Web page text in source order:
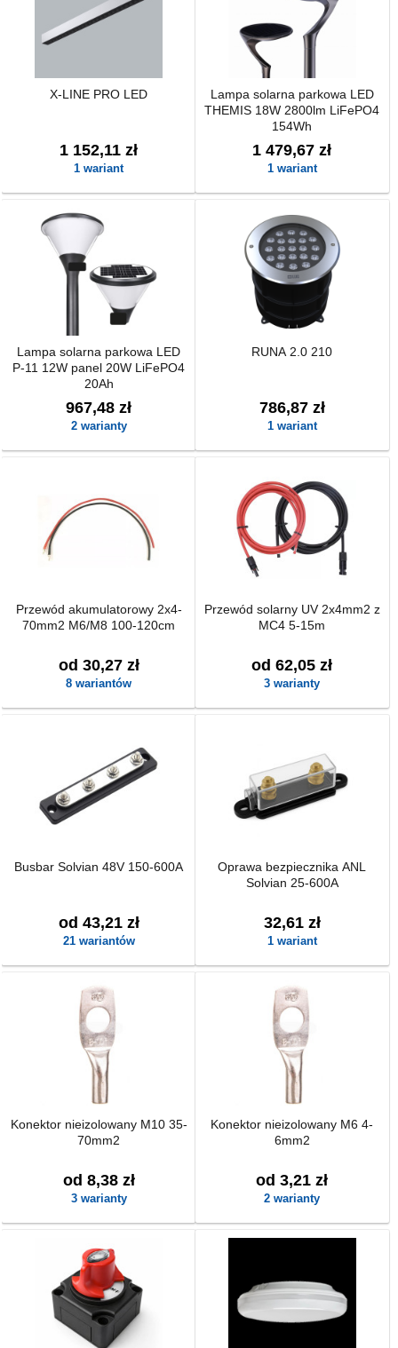
X-LINE PRO LED
1 152,11 zł
1 wariant
Lampa solarna parkowa LED
THEMIS 18W 2800lm LiFePO4
154Wh
1 479,67 zł
1 wariant
Lampa solarna parkowa LED
P-11 12W panel 20W LiFePO4
20Ah
967,48 zł
2 warianty
RUNA 2.0 210
786,87 zł
1 wariant
Przewód akumulatorowy 2x4-
70mm2 M6/M8 100-120cm
od 30,27 zł
8 wariantów
Przewód solarny UV 2x4mm2 z
MC4 5-15m
od 62,05 zł
3 warianty
Busbar Solvian 48V 150-600A
od 43,21 zł
21 wariantów
Oprawa bezpiecznika ANL
Solvian 25-600A
32,61 zł
1 wariant
Konektor nieizolowany M10 35-
70mm2
od 8,38 zł
3 warianty
Konektor nieizolowany M6 4-
6mm2
od 3,21 zł
2 warianty